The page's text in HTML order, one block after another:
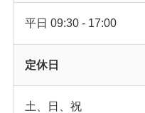
平日 09:30 - 17:00
定休日
土、日、祝